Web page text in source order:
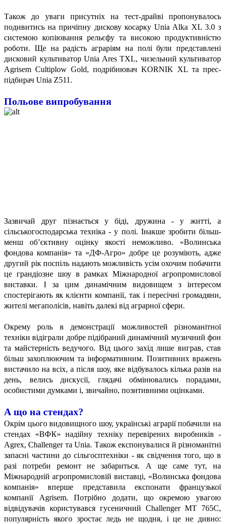
Також до уваги присутніх на тест-драйві пропонувалось
подивитись на причіпну дискову косарку Unia Alka XL 3.0 з
системою копіювання рельєфу та високою продуктивністю
роботи. Ще на радість аграріям на полі були представлені
дисковий культиватор Unia Ares TXL, чизельний культиватор
Agrisem Cultiplow Gold, подрібнювач KORNIK XL та прес-
підбирач Unia Z511.
Польове випробування
Зазвичай друг пізнається у біді, дружина - у житті, а
сільськогосподарська техніка - у полі. Інакше зробити більш-
менш об’єктивну оцінку якості неможливо. «Волинська
фондова компанія» та «ДФ-Агро» добре це розуміють, адже
другий рік поспіль надають можливість усім охочим побачити
це грандіозне шоу в рамках Міжнародної агропромислової
виставки. І за цим динамічним видовищем з інтересом
спостерігають як клієнти компанії, так і пересічні громадяни,
жителі мегаполісів, навіть далекі від аграрної сфери.
Окрему роль в демонстрації можливостей різноманітної
техніки відіграли добре підібраний динамічний музичний фон
та майстерність ведучого. Від цього захід лише виграв, став
більш захоплюючим та інформативним. Позитивних вражень
вистачило на всіх, а після шоу, яке відбувалось кілька разів на
день, велись дискусії, глядачі обмінювались порадами,
особистими думками і, звичайно, позитивними оцінками.
А що на стендах?
Окрім цього видовищного шоу, українські аграрії побачили на
стендах «ВФК» надійну техніку перевірених виробників -
Agrex, Challenger та Unia. Також експонувалися й різноманітні
запасні частини до сільгосптехніки - як свідчення того, що в
разі потреби ремонт не забариться. А ще саме тут, на
Міжнародній агропромисловій виставці, «Волинська фондова
компанія» вперше представила експонати французької
компанії Agrisem. Потрібно додати, що окремою увагою
відвідувачів користувався гусеничний Challenger MT 765C,
популярність якого зростає ледь не щодня, і це не дивно: